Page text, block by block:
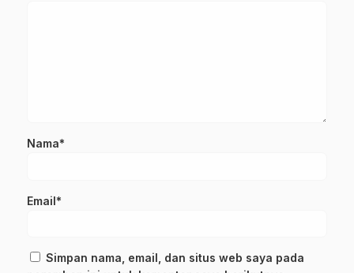
Nama*
Email*
Simpan nama, email, dan situs web saya pada